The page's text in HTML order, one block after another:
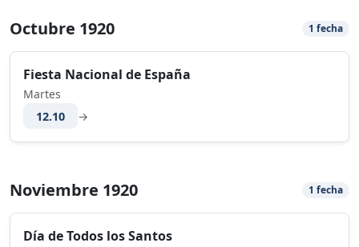
Octubre 1920 1 fecha
Fiesta Nacional de España
Martes
12.10
→
Noviembre 1920 1 fecha
Día de Todos los Santos